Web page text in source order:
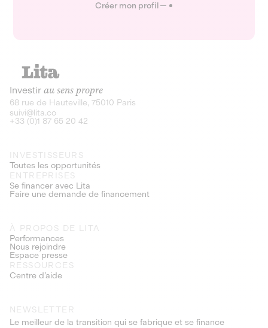
Créer mon profil
Investir au sens propre
68 rue de Hauteville, 75010 Paris
suivi@lita.co
+33 (0)1 87 65 20 42
INVESTISSEURS
Toutes les opportunités
ENTREPRISES
Se financer avec Lita
Faire une demande de financement
À PROPOS DE LITA
Performances
Nous rejoindre
Espace presse
RESSOURCES
Centre d’aide
NEWSLETTER
Le meilleur de la transition qui se fabrique et se finance